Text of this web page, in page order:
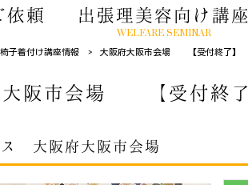
頼 出張理美容向け講座
WELFARE SEMINAR
子着付け講座情報 > 大阪府大阪市会場 【受付終了】
大阪市会場 【受付終
大阪府大阪市会場